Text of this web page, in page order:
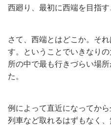
西廻り、最初に西端を目指す
さて、西端とはどこか。そ
す。ということでいきなり
所の中で最も行きづらい場
た。
例によって直近になってか
列車など取れるはずもなく